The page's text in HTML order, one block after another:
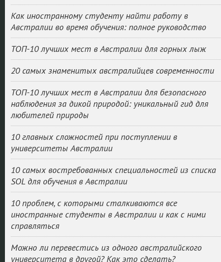
Как иностранному студенту найти работу в
Австралии во время обучения: полное руководство
ТОП-10 лучших мест в Австралии для горных лыж
20 самых знаменитых австралийцев современности
ТОП-10 лучших мест в Австралии для безопасного
наблюдения за дикой природой: уникальный гид для
любителей природы
10 главных сложностей при поступлении в
университеты Австралии
10 самых востребованных специальностей из списка
SOL для обучения в Австралии
10 проблем, с которыми сталкиваются все
иностранные студенты в Австралии и как с ними
справляться
Можно ли перевестись из одного австралийского
университета в другой? Как это сделать?